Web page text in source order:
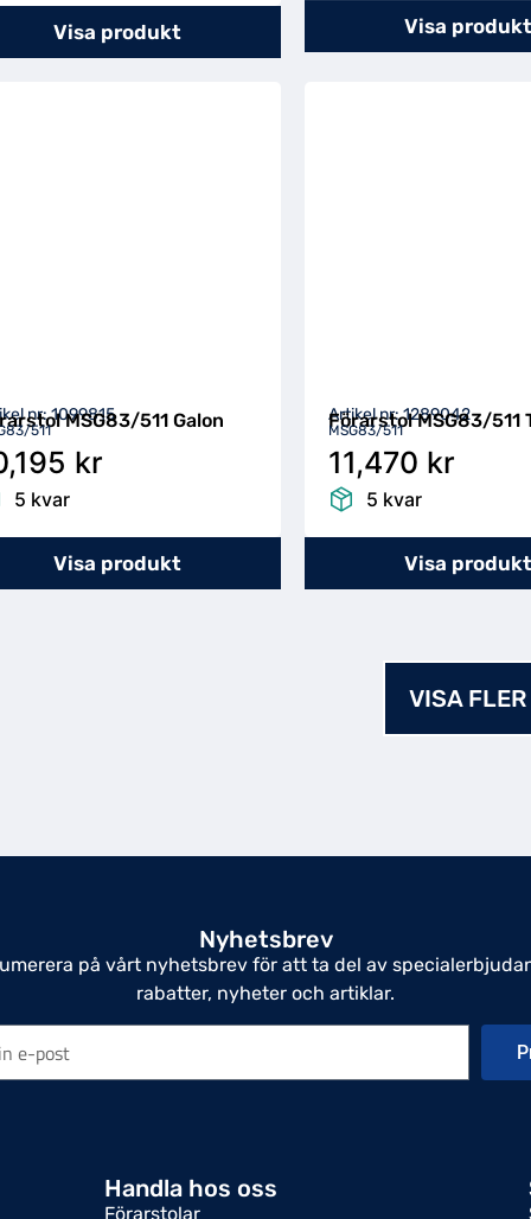
Visa produkt Visa produkt
nr: 1099815
MSG83/511 Galon
511
kr
5 kvar
Visa produkt
Artikel nr: 1289042
Förarstol MSG83/511
MSG83/511
11,470 kr
5 kvar
Visa produkt
VISA FLER
Nyhetsbrev
på vårt nyhetsbrev för att ta del av
rabatter, nyheter och artiklar.
Handla hos oss
Förarstolar